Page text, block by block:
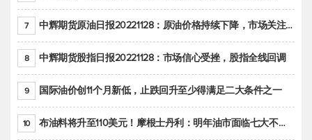
7 中辉期货原油日报20221128：原油价格持续下降，市场关注OPEC+新一轮产能政策
8 中辉期货股指日报20221128：市场信心受挫，股指全线回调
9 国际油价创11个月新低，止跌回升至少得满足二大条件之一
10 布油料将升至110美元！摩根士丹利：明年油市面临七大不确定性